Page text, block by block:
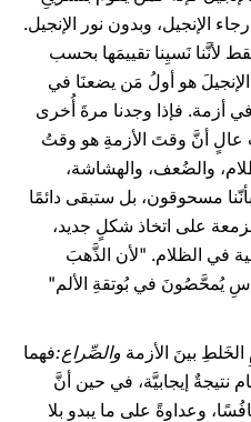
الإنجيل، وبدون نور الإنجيل.
لأنَّنا نَسيِنا تقييمَها بحسب
الإنجيلَ هو أولُ مَن يضعنَا في
في أزمة. فإذا وجدنا مرةَ أُخرى
عالٍ أنَّ وقتَ الأزمةِ هو وقتُ
والضُعف، والهشاشة،
مسحوقون، بل ستبقى دائمًا
مزمعة على اتخاذ شكلٍ جديد،
في الظلام. "لأن الذَّهبَ
يُمحَّصُونَ في بُوتقةِ الألم"
والصِّراع:فهما
نتيجةٌ إيجابيَّة، في حين أنَّ
وعداوةً على ما يبدو بلا